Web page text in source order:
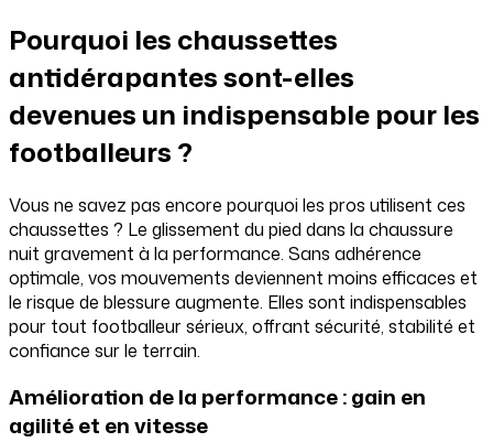
Pourquoi les chaussettes
antidérapantes sont-elles
devenues un indispensable pour les
footballeurs ?
Vous ne savez pas encore pourquoi les pros utilisent ces
chaussettes ? Le glissement du pied dans la chaussure
nuit gravement à la performance. Sans adhérence
optimale, vos mouvements deviennent moins efficaces et
le risque de blessure augmente. Elles sont indispensables
pour tout footballeur sérieux, offrant sécurité, stabilité et
confiance sur le terrain.
Amélioration de la performance : gain en
agilité et en vitesse